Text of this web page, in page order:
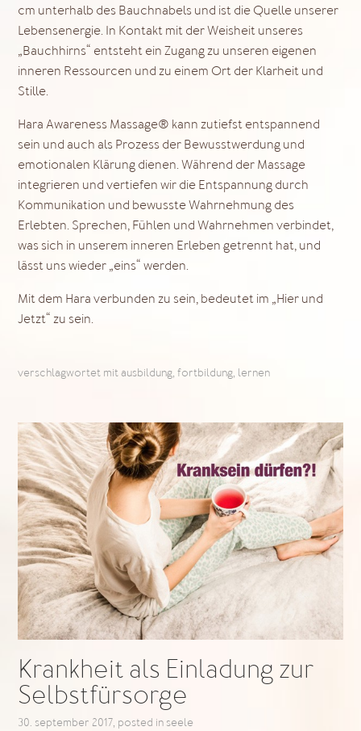
cm unterhalb des Bauchnabels und ist die Quelle unserer
Lebensenergie. In Kontakt mit der Weisheit unseres
„Bauchhirns“ entsteht ein Zugang zu unseren eigenen
inneren Ressourcen und zu einem Ort der Klarheit und
Stille.
Hara Awareness Massage® kann zutiefst entspannend
sein und auch als Prozess der Bewusstwerdung und
emotionalen Klärung dienen. Während der Massage
integrieren und vertiefen wir die Entspannung durch
Kommunikation und bewusste Wahrnehmung des
Erlebten. Sprechen, Fühlen und Wahrnehmen verbindet,
was sich in unserem inneren Erleben getrennt hat, und
lässt uns wieder „eins“ werden.
Mit dem Hara verbunden zu sein, bedeutet im „Hier und
Jetzt“ zu sein.
verschlagwortet mitausbildung,fortbildung, lernen
Krankheit als Einladung zur
Selbstfürsorge
30. september 2017, posted in seele